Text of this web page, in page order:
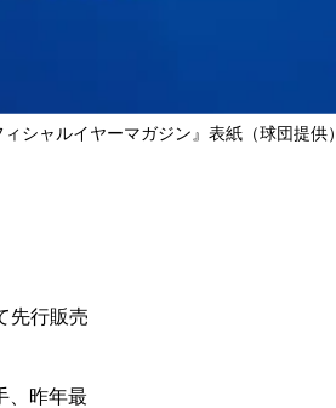
シャルイヤーマガジン』表紙（球団提供）
先行販売
、昨年最